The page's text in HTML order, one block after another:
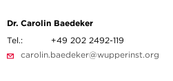
Dr. Carolin Baedeker
Tel.:
+49 202 2492-119
carolin.baedeker@wupperinst.org